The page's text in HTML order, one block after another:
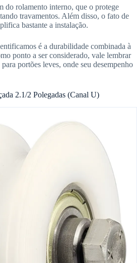
do rolamento interno, que o protege
travamentos. Além disso, o fato de
bastante a instalação.
é a durabilidade combinada à
ponto a ser considerado, vale lembrar
portões leves, onde seu desempenho
2.1/2 Polegadas (Canal U)